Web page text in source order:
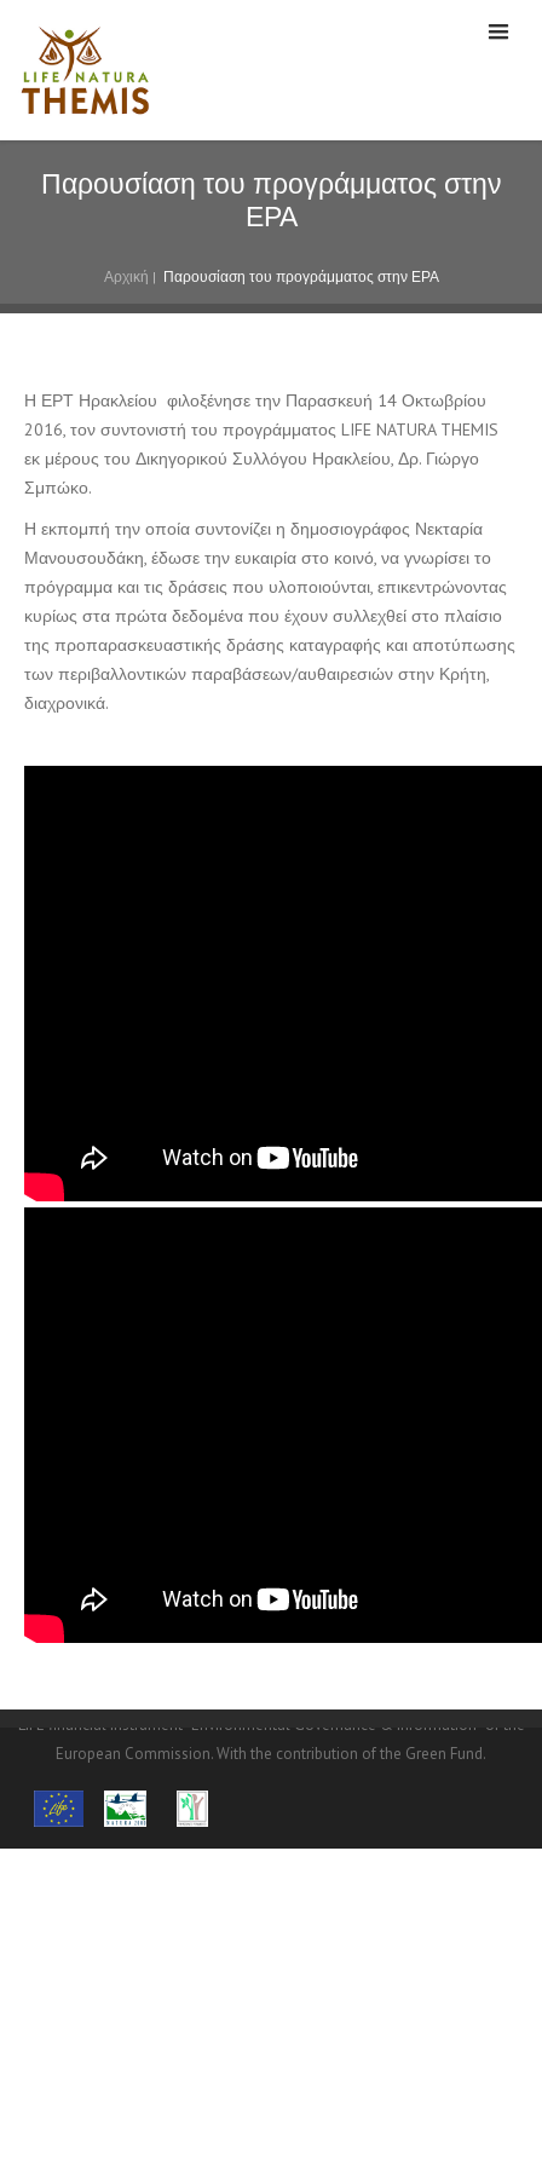
Παρουσίαση του προγράμματος στην
ΕΡΑ
Αρχική | Παρουσίαση του προγράμματος στην ΕΡΑ
Η ΕΡΤ Ηρακλείου φιλοξένησε την Παρασκευή 14 Οκτωβρίου
2016, τον συντονιστή του προγράμματος LIFE NATURA THEMIS
εκ μέρους του Δικηγορικού Συλλόγου Ηρακλείου, Δρ. Γιώργο
Σμπώκο.
Η εκπομπή την οποία συντονίζει η δημοσιογράφος Νεκταρία
Μανουσουδάκη, έδωσε την ευκαιρία στο κοινό, να γνωρίσει το
πρόγραμμα και τις δράσεις που υλοποιούνται, επικεντρώνοντας
κυρίως στα πρώτα δεδομένα που έχουν συλλεχθεί στο πλαίσιο
της προπαρασκευαστικής δράσης καταγραφής και αποτύπωσης
των περιβαλλοντικών παραβάσεων/αυθαιρεσιών στην Κρήτη,
διαχρονικά.
LIFE financial instrument “Environmental Governance & Information” of the
European Commission. With the contribution of the Green Fund.